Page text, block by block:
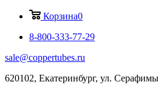
Корзина0
8-800-333-77-29
sale@coppertubes.ru
620102, Екатеринбург, ул.